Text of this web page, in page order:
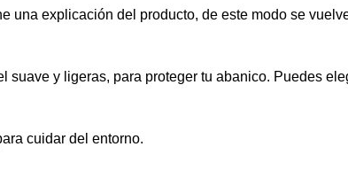
una explicación del producto, de este modo se
y ligeras, para proteger tu abanico. Puedes
cuidar del entorno.